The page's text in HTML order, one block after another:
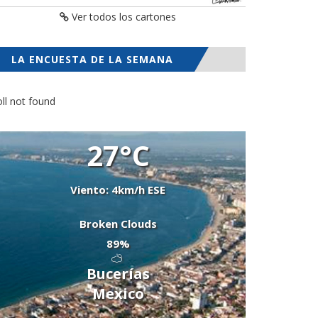
Ver todos los cartones
LA ENCUESTA DE LA SEMANA
not found
27°C
Viento: 4km/h ESE
Broken Clouds
89%
Bucerías
Mexico